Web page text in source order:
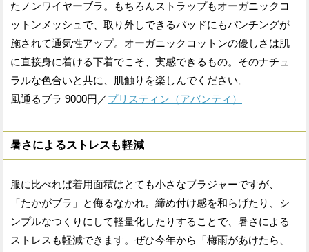
たノンワイヤーブラ。もちろんストラップもオーガニックコ
ットンメッシュで、取り外しできるパッドにもパンチングが
施されて通気性アップ。オーガニックコットンの優しさは肌
に直接身に着ける下着でこそ、実感できるもの。そのナチュ
ラルな色合いと共に、肌触りを楽しんでください。
風通るブラ 9000円／プリスティン（アバンティ）
暑さによるストレスも軽減
服に比べれば着用面積はとても小さなブラジャーですが、
「たかがブラ」と侮るなかれ。締め付け感を和らげたり、シ
ンプルなつくりにして軽量化したりすることで、暑さによる
ストレスも軽減できます。ぜひ今年から「梅雨があけたら、